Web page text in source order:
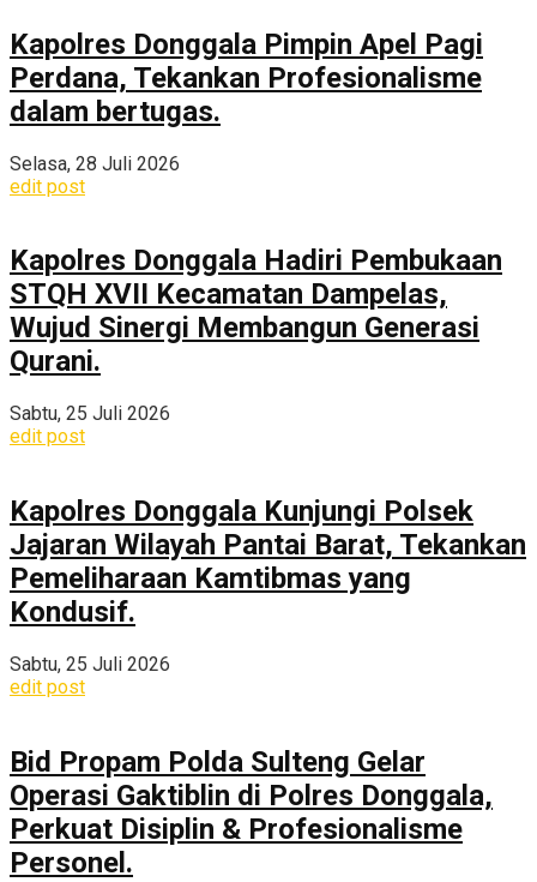
Kapolres Donggala Pimpin Apel Pagi
Perdana, Tekankan Profesionalisme
dalam bertugas.
Selasa, 28 Juli 2026
edit post
Kapolres Donggala Hadiri Pembukaan
STQH XVII Kecamatan Dampelas,
Wujud Sinergi Membangun Generasi
Qurani.
Sabtu, 25 Juli 2026
edit post
Kapolres Donggala Kunjungi Polsek
Jajaran Wilayah Pantai Barat, Tekankan
Pemeliharaan Kamtibmas yang
Kondusif.
Sabtu, 25 Juli 2026
edit post
Bid Propam Polda Sulteng Gelar
Operasi Gaktiblin di Polres Donggala,
Perkuat Disiplin & Profesionalisme
Personel.